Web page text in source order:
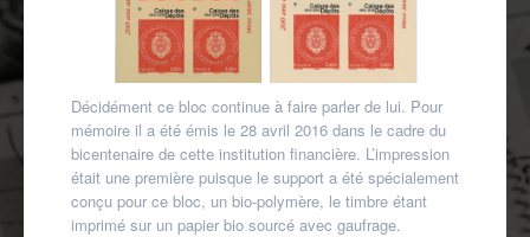
Décidément ce bloc continue à faire parler de lui. Pour
mémoire il a été émis le 28 avril 2016 dans le cadre du
bicentenaire de cette institution financière. L’impression
était une première puisque le support a été spécialement
conçu pour ce bloc, un bio-polymère, le timbre étant
imprimé sur un papier bio sourcé avec gaufrage.